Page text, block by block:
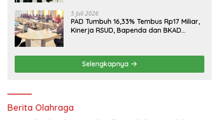
5 Juli 2026
PAD Tumbuh 16,33% Tembus Rp17 Miliar,
Kinerja RSUD, Bapenda dan BKAD
Selengkapnya
Berita Olahraga